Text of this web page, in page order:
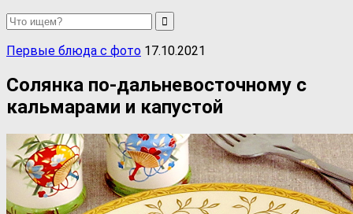
Первые блюда с фото 17.10.2021
Солянка по-дальневосточному с
кальмарами и капустой